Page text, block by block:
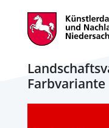
Farbvariante